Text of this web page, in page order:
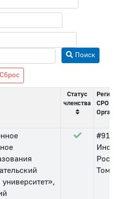
Поиск
Сброс
Статус
членства
СРО
Орган
#91